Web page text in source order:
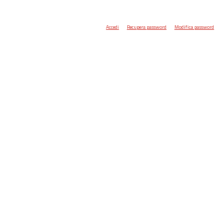
Accedi Recupera password Modifica password